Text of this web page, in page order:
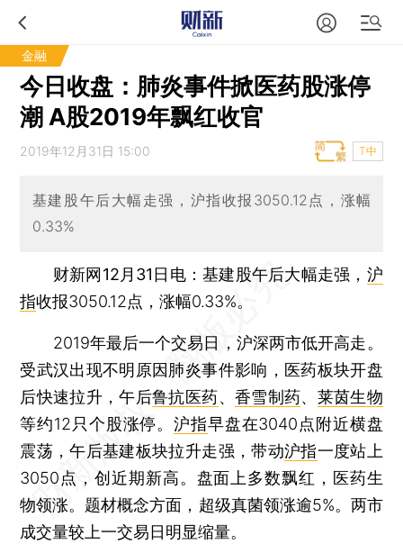
金融
今日收盘：肺炎事件掀医药股涨停
潮 A股2019年飘红收官
2019年12月31日 15:00 T中
基建股午后大幅走强，沪指收报3050.12点，涨幅
0.33%
财新网12月31日电：基建股午后大幅走强， 沪
指收报3050.12点，涨幅0.33%。
2019年最后一个交易日，沪深两市低开高走。
受武汉出现不明原因肺炎事件影响，医药板块开盘
后快速拉升，午后鲁抗医药、 香雪制药、 莱茵生物
等约12只个股涨停。沪指早盘在3040点附近横盘
震荡，午后基建板块拉升走强，带动沪指一度站上
3050点，创近期新高。盘面上多数飘红，医药生
物领涨。题材概念方面，超级真菌领涨逾5%。两市
成交量较上一交易日明显缩量。